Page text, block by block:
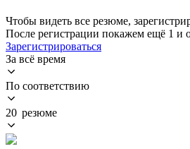
Чтобы видеть все резюме,
После регистрации покажем ещё 1 и
Зарегистрироваться
За всё время
По соответствию
20 резюме